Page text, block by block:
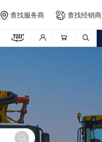
 查找服务商  查找经销商
   
